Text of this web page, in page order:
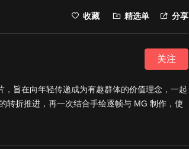
收藏 精选单 分享
关注
旨在向年轻传递成为有趣群体的价值理念，一起
转折推进，再一次结合手绘逐帧与 MG 制作，使
我们将为你带来更多更好玩的视觉体验。